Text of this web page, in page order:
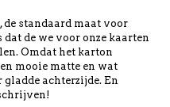
de standaard maat voor
de we voor onze kaarten
Omdat het karton
mooie matte en wat
achterzijde. En